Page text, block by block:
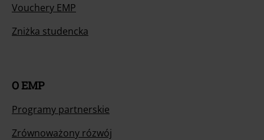
Vouchery EMP
Zniżka studencka
O EMP
Programy partnerskie
Zrównoważony rózwój